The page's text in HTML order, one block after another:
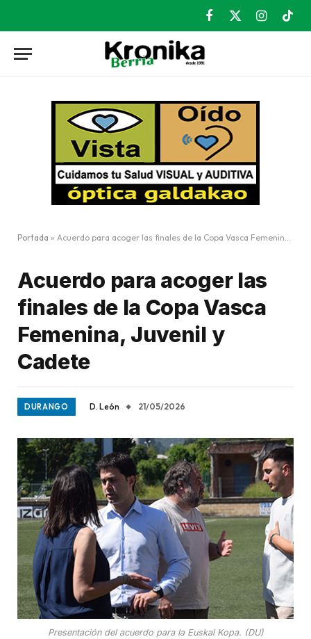
Facebook
X
Instagram
Portada » Acuerdo para acoger las finales de la Copa Vasca Femenina, Juvenil y Cadete
Acuerdo para acoger las
finales de la Copa Vasca
Femenina, Juvenil y
Cadete
DURANGO D. León 21/05/2026
Presentación del acuerdo para la Euskal Kopa. (DU)